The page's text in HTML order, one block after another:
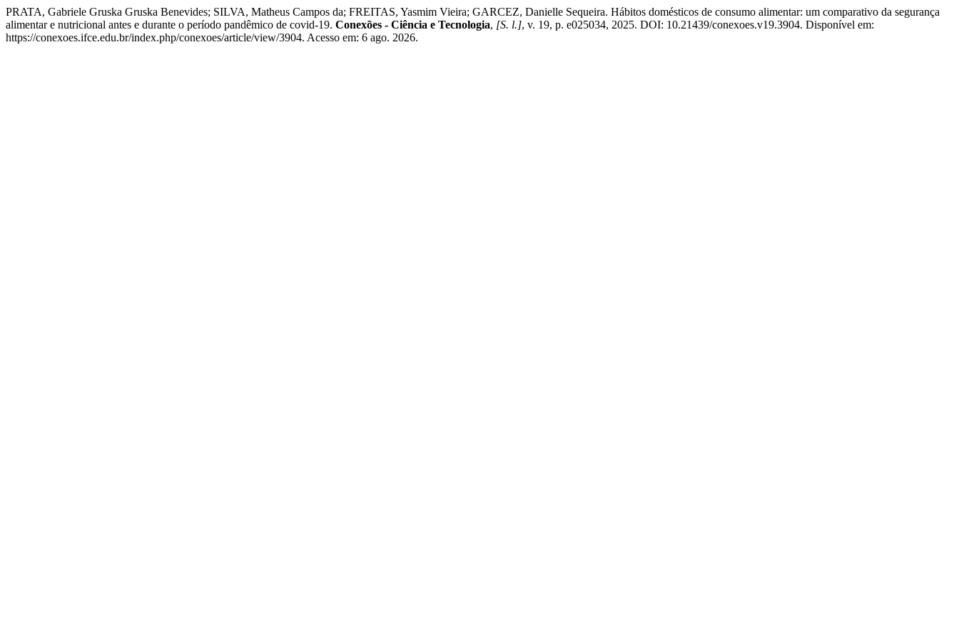
PRATA, Gabriele Gruska Gruska Benevides; SILVA, Matheus Campos da; FREITAS, Yasmim Vieira; GARCEZ, Danielle Sequeira. Hábitos domésticos de consumo alimentar: um comparativo da segurança
alimentar e nutricional antes e durante o período pandêmico de covid-19. Conexões - Ciência e Tecnologia, [S. l.], v. 19, p. e025034, 2025. DOI: 10.21439/conexoes.v19.3904. Disponível em:
https://conexoes.ifce.edu.br/index.php/conexoes/article/view/3904. Acesso em: 6 ago. 2026.